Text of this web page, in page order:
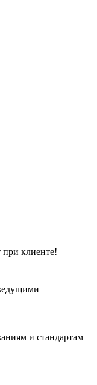
клиенте!
и стандартам